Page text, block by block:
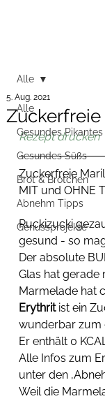
Alle
Gesundes Pikantes
Gesundes Süßs
Brot & Brötchen
Abnehm Tipps
Genussprojekte
Alle
5. Aug. 2021
Rezept drucken
Zuckerfreie
MIT und OHNE
Ruckizucki
gesund - so
Der absolute
Glas hat gerade
Marmelade hat
Erythrit ist ein
wunderbar zum
Er enthält 0
Alle Infos zum
unter den
Weil die